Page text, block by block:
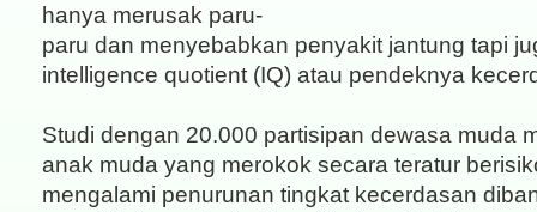
hanya merusak paru-
paru dan menyebabkan penyakit jantung tapi
intelligence quotient (IQ) atau pendeknya
Studi dengan 20.000 partisipan dewasa muda
anak muda yang merokok secara teratur
mengalami penurunan tingkat kecerdasan